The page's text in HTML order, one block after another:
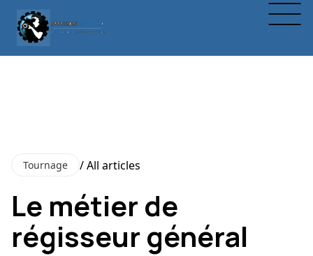
Tournage / All articles
Le métier de
régisseur général